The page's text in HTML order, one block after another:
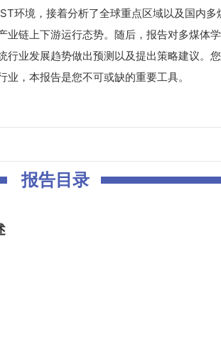
环境，接着分析了全球重点区域以及国内
链上下游运行态势。随后，报告对多煤体
行业发展趋势做出预测以及提出策略建议。
，本报告是您不可或缺的重要工具。
报告目录